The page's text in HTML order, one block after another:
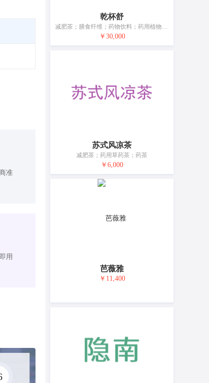
准
用
乾杯舒
减肥茶；膳食纤维；药物饮料；药用植物提取物；药用酵素；药酒；医用糖果；营养补充剂；蜂胶膳食补充剂；酶膳食补充剂
￥30,000
苏式风凉茶
减肥茶；药用草药茶；药茶
￥6,000
芭薇雅
￥11,400